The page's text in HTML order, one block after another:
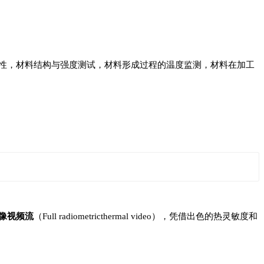
材料结构与强度测试，材料形成过程的温度监测，材料在加工
视频流（Full radiometricthermal video），凭借出色的热灵敏度和